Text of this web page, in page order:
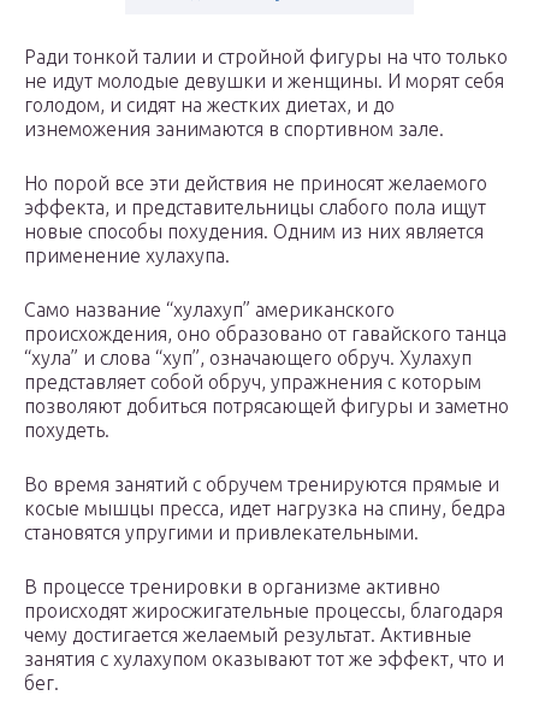
Ради тонкой талии и стройной фигуры на что только
не идут молодые девушки и женщины. И морят себя
голодом, и сидят на жестких диетах, и до
изнеможения занимаются в спортивном зале.
Но порой все эти действия не приносят желаемого
эффекта, и представительницы слабого пола ищут
новые способы похудения. Одним из них является
применение хулахупа.
Само название “хулахуп” американского
происхождения, оно образовано от гавайского танца
“хула” и слова “хуп”, означающего обруч. Хулахуп
представляет собой обруч, упражнения с которым
позволяют добиться потрясающей фигуры и заметно
похудеть.
Во время занятий с обручем тренируются прямые и
косые мышцы пресса, идет нагрузка на спину, бедра
становятся упругими и привлекательными.
В процессе тренировки в организме активно
происходят жиросжигательные процессы, благодаря
чему достигается желаемый результат. Активные
занятия с хулахупом оказывают тот же эффект, что и
бег.